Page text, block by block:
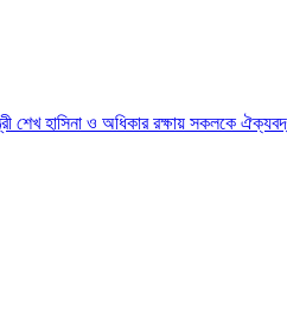
শেখ হাসিনা ও অধিকার রক্ষায়